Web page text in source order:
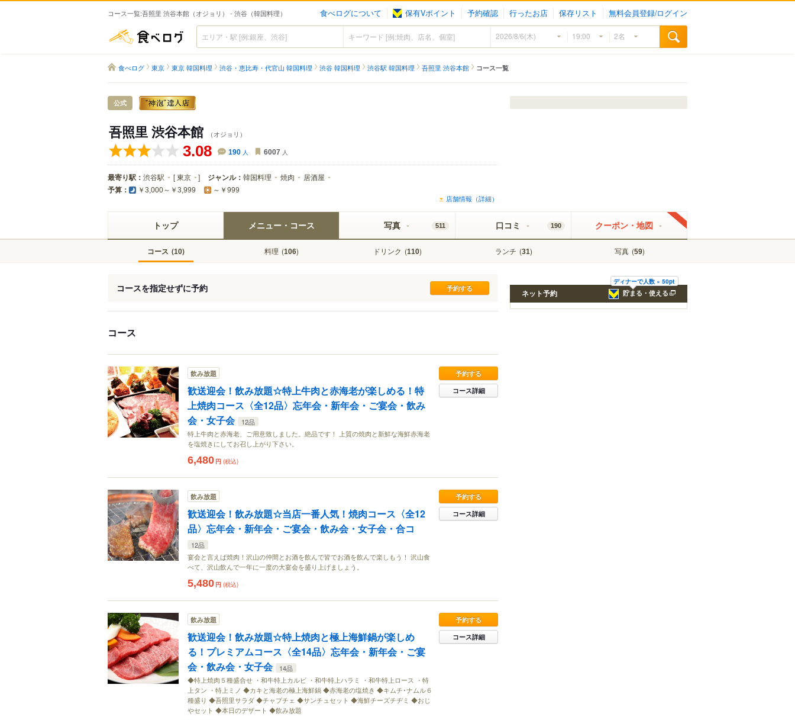
コース一覧:吾照里 渋谷本館（オジョリ） - 渋谷（韓国料理） 食べログについて 保有Vポイント 予約確認 行ったお店 保存リスト 無料会員登録/ログイン
食べログ
食べログ 東京 東京 韓国料理 渋谷・恵比寿・代官山 韓国料理 渋谷 韓国料理 渋谷駅 韓国料理 吾照里 渋谷本館 コース一覧
公式
吾照里 渋谷本館 （オジョリ）
3.08 190 人 6007 人
最寄り駅： 渋谷駅 [東京 ] ジャンル： 韓国料理 焼肉 居酒屋
予算： ￥3,000～￥3,999 ～￥999
店舗情報（詳細）
トップ メニュー・コース
コース (10) 料理 (106) ドリンク (110) ランチ (31) 写真 (59)
写真 511 口コミ 190 クーポン・地図
コースを指定せずに予約
コース
飲み放題
歓送迎会！飲み放題☆特上牛肉と赤海老が楽しめる！特
上焼肉コース〈全12品〉忘年会・新年会・ご宴会・飲み
会・女子会
12品
特上牛肉と赤海老、ご用意致しました。絶品です！ 上質の焼肉と新鮮な海鮮赤海老
を塩焼きにしてお召し上がり下さい。
予約する
コース詳細
6,480 円 (税込)
飲み放題
歓送迎会！飲み放題☆当店一番人気！焼肉コース〈全12
品〉忘年会・新年会・ご宴会・飲み会・女子会・合コ
12品
宴会と言えば焼肉！沢山の仲間とお酒を飲んで皆でお酒を飲んで楽しもう！ 沢山食
べて、沢山飲んで一年に一度の大宴会を盛り上げましょう。
予約する
コース詳細
5,480 円 (税込)
飲み放題
歓送迎会！飲み放題☆特上焼肉と極上海鮮鍋が楽しめ
る！プレミアムコース〈全14品〉忘年会・新年会・ご宴
会・飲み会・女子会
14品
◆特上焼肉５種盛合せ ・和牛特上カルビ ・和牛特上ハラミ ・和牛特上ロース ・特
上タン ・特上ミノ ◆カキと海老の極上海鮮鍋 ◆赤海老の塩焼き ◆キムチ･ナムル６
種盛り ◆吾照里サラダ ◆チャプチェ ◆サンチュセット ◆海鮮チーズチヂミ ◆おじ
やセット ◆本日のデザート ◆飲み放題
予約する
コース詳細
ディナーで人数 × 50pt
貯まる・使える
ネット予約